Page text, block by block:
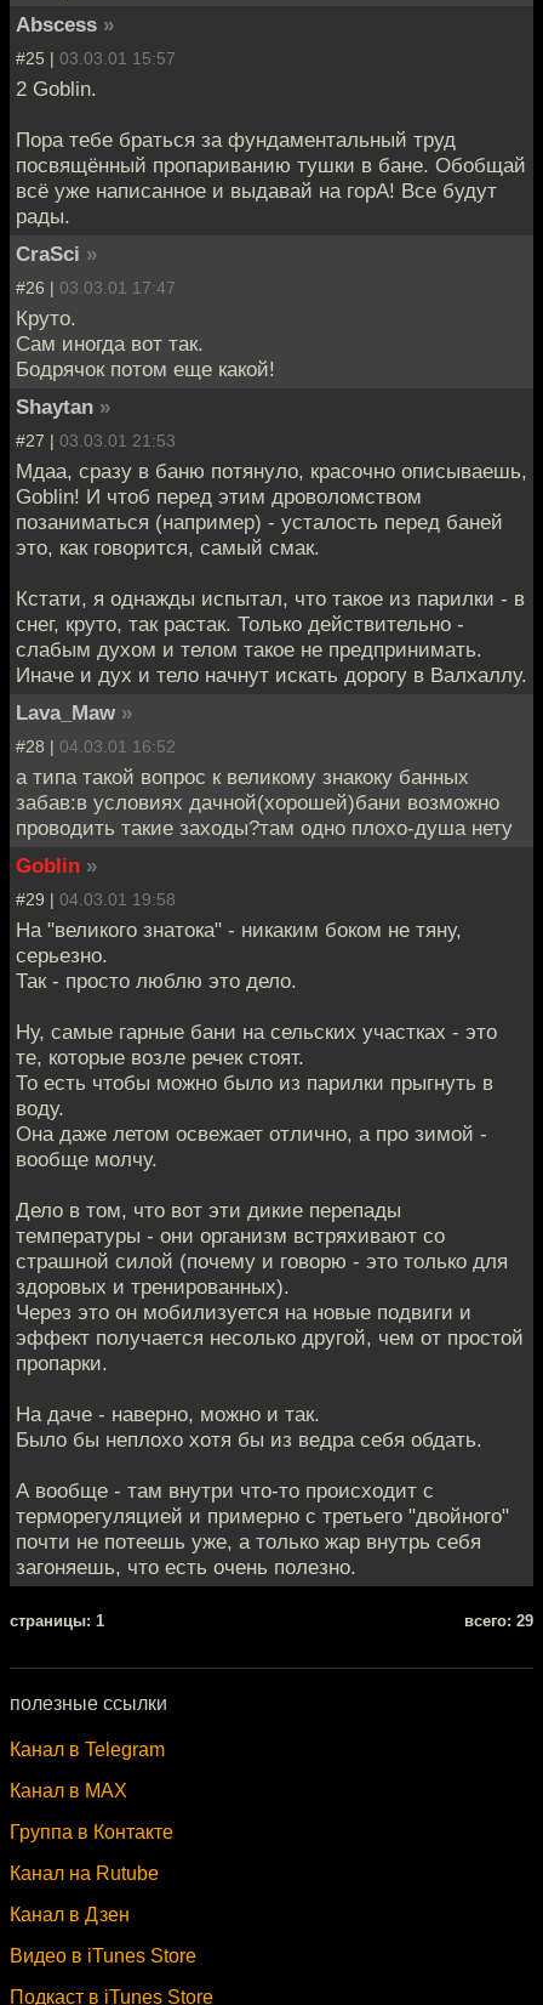
Abscess »
#25 | 03.03.01 15:57
2 Goblin.
Пора тебе браться за фундаментальный труд
посвящённый пропариванию тушки в бане. Обобщай
всё уже написанное и выдавай на горА! Все будут
рады.
CraSci »
#26 | 03.03.01 17:47
Круто.
Сам иногда вот так.
Бодрячок потом еще какой!
Shaytan »
#27 | 03.03.01 21:53
Мдаа, сразу в баню потянуло, красочно описываешь,
Goblin! И чтоб перед этим дроволомством
позаниматься (например) - усталость перед баней
это, как говорится, самый смак.
Кстати, я однажды испытал, что такое из парилки - в
снег, круто, так растак. Только действительно -
слабым духом и телом такое не предпринимать.
Иначе и дух и тело начнут искать дорогу в Валхаллу.
Lava_Maw »
#28 | 04.03.01 16:52
а типа такой вопрос к великому знакоку банных
забав:в условиях дачной(хорошей)бани возможно
проводить такие заходы?там одно плохо-душа нету
Goblin »
#29 | 04.03.01 19:58
На "великого знатока" - никаким боком не тяну,
серьезно.
Так - просто люблю это дело.
Ну, самые гарные бани на сельских участках - это
те, которые возле речек стоят.
То есть чтобы можно было из парилки прыгнуть в
воду.
Она даже летом освежает отлично, а про зимой -
вообще молчу.
Дело в том, что вот эти дикие перепады
температуры - они организм встряхивают со
страшной силой (почему и говорю - это только для
здоровых и тренированных).
Через это он мобилизуется на новые подвиги и
эффект получается несолько другой, чем от простой
пропарки.
На даче - наверно, можно и так.
Было бы неплохо хотя бы из ведра себя обдать.
А вообще - там внутри что-то происходит с
терморегуляцией и примерно с третьего "двойного"
почти не потеешь уже, а только жар внутрь себя
загоняешь, что есть очень полезно.
cтраницы: 1 всего: 29
полезные ссылки
Канал в Telegram
Канал в MAX
Группа в Контакте
Канал на Rutube
Канал в Дзен
Видео в iTunes Store
Подкаст в iTunes Store